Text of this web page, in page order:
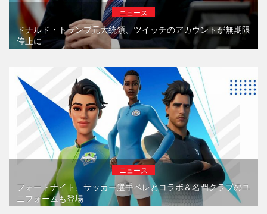
ニュース
ドナルド・トランプ元大統領、ツイッチのアカウントが無期限
停止に
ニュース
フォートナイト、サッカー選手ペレとコラボ＆名門クラブのユ
ニフォームも登場